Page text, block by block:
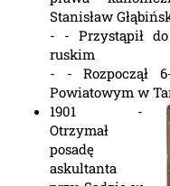
Stanisław
- - Przystąpił
ruskim
- - Rozpoczął
Powiatowym w
1901 -
Otrzymał
posadę
askultanta